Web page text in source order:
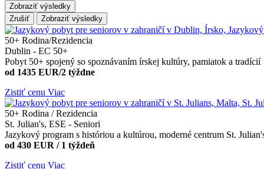
Zobraziť výsledky
Zrušiť
Zobraziť výsledky
50+ Rodina/Rezidencia
Dublin - EC 50+
Pobyt 50+ spojený so spoznávaním írskej kultúry, pamiatok a tradícií
od 1435 EUR/2 týždne
Zistiť cenu Viac
50+ Rodina / Rezidencia
St. Julian's, ESE - Seniori
Jazykový program s históriou a kultúrou, moderné centrum St.
od 430 EUR / 1 týždeň
Zistiť cenu Viac